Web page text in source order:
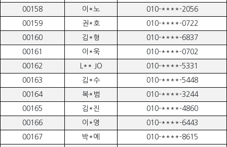
00158
이*노
010-****-2056
00159
권*호
010-****-0722
00160
김*형
010-****-6837
00161
이*욱
010-****-0702
00162
L** JO
010-****-5331
00163
김*수
010-****-5448
00164
복*범
010-****-3244
00165
김*진
010-****-4860
00166
이*영
010-****-6443
00167
박*예
010-****-8615